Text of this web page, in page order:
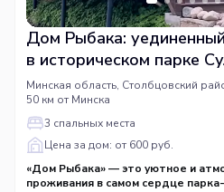
Дом Рыбака:
в историческом парке
Минская область, Столбцовский
50 км от Минска
3 спальных места
Цена за дом: от 600 руб.
«Дом Рыбака» — это уютное и
проживания в самом сердце